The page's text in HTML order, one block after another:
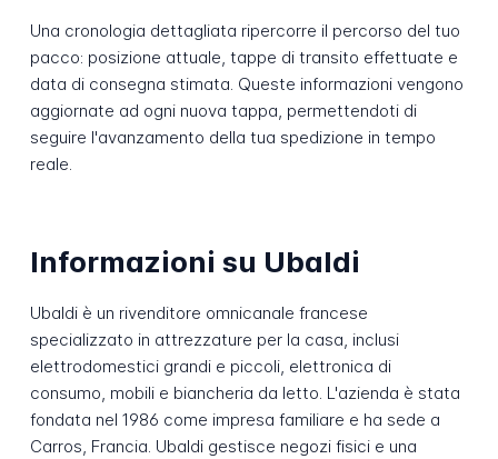
Una cronologia dettagliata ripercorre il percorso del tuo
pacco: posizione attuale, tappe di transito effettuate e
data di consegna stimata. Queste informazioni vengono
aggiornate ad ogni nuova tappa, permettendoti di
seguire l'avanzamento della tua spedizione in tempo
reale.
Informazioni su Ubaldi
Ubaldi è un rivenditore omnicanale francese
specializzato in attrezzature per la casa, inclusi
elettrodomestici grandi e piccoli, elettronica di
consumo, mobili e biancheria da letto. L'azienda è stata
fondata nel 1986 come impresa familiare e ha sede a
Carros, Francia. Ubaldi gestisce negozi fisici e una